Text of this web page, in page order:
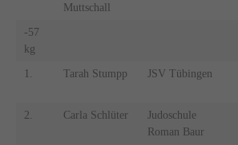
Muttschall
-57
kg
1. Tarah Stumpp JSV Tübingen
2. Carla Schlüter
Judoschule
Roman Baur